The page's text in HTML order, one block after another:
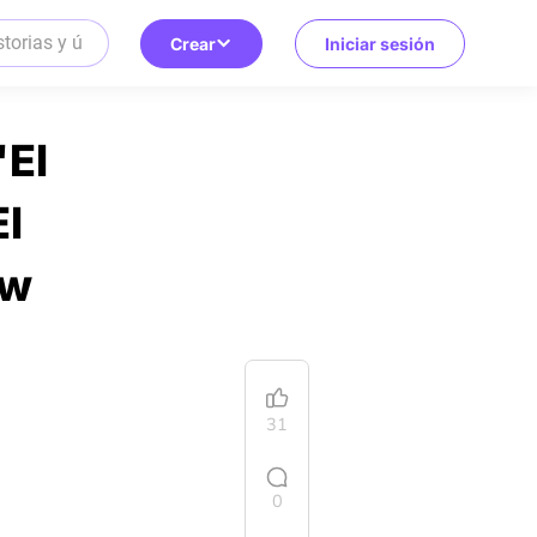
Crear Iniciar sesión
31
0